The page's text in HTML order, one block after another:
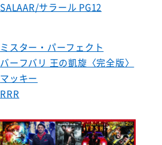
SALAAR/サラール PG12
ミスター・パーフェクト
バーフバリ 王の凱旋〈完全版〉
マッキー
RRR